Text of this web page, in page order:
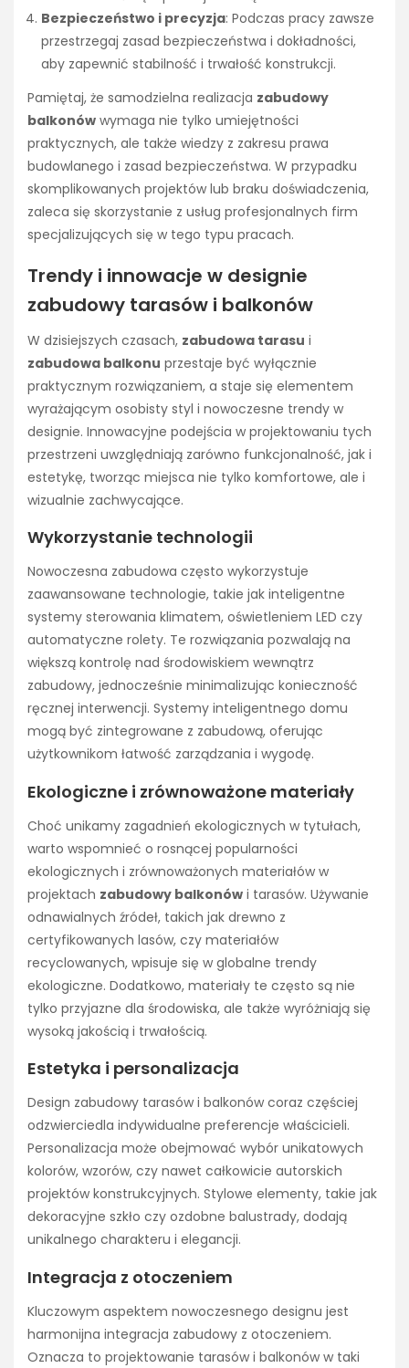
Bezpieczeństwo i precyzja: Podczas pracy zawsze
przestrzegaj zasad bezpieczeństwa i dokładności,
aby zapewnić stabilność i trwałość konstrukcji.
Pamiętaj, że samodzielna realizacja zabudowy
balkonów wymaga nie tylko umiejętności
praktycznych, ale także wiedzy z zakresu prawa
budowlanego i zasad bezpieczeństwa. W przypadku
skomplikowanych projektów lub braku doświadczenia,
zaleca się skorzystanie z usług profesjonalnych firm
specjalizujących się w tego typu pracach.
Trendy i innowacje w designie
zabudowy tarasów i balkonów
W dzisiejszych czasach, zabudowa tarasu i
zabudowa balkonu przestaje być wyłącznie
praktycznym rozwiązaniem, a staje się elementem
wyrażającym osobisty styl i nowoczesne trendy w
designie. Innowacyjne podejścia w projektowaniu tych
przestrzeni uwzględniają zarówno funkcjonalność, jak i
estetykę, tworząc miejsca nie tylko komfortowe, ale i
wizualnie zachwycające.
Wykorzystanie technologii
Nowoczesna zabudowa często wykorzystuje
zaawansowane technologie, takie jak inteligentne
systemy sterowania klimatem, oświetleniem LED czy
automatyczne rolety. Te rozwiązania pozwalają na
większą kontrolę nad środowiskiem wewnątrz
zabudowy, jednocześnie minimalizując konieczność
ręcznej interwencji. Systemy inteligentnego domu
mogą być zintegrowane z zabudową, oferując
użytkownikom łatwość zarządzania i wygodę.
Ekologiczne i zrównoważone materiały
Choć unikamy zagadnień ekologicznych w tytułach,
warto wspomnieć o rosnącej popularności
ekologicznych i zrównoważonych materiałów w
projektach zabudowy balkonów i tarasów. Używanie
odnawialnych źródeł, takich jak drewno z
certyfikowanych lasów, czy materiałów
recyclowanych, wpisuje się w globalne trendy
ekologiczne. Dodatkowo, materiały te często są nie
tylko przyjazne dla środowiska, ale także wyróżniają się
wysoką jakością i trwałością.
Estetyka i personalizacja
Design zabudowy tarasów i balkonów coraz częściej
odzwierciedla indywidualne preferencje właścicieli.
Personalizacja może obejmować wybór unikatowych
kolorów, wzorów, czy nawet całkowicie autorskich
projektów konstrukcyjnych. Stylowe elementy, takie jak
dekoracyjne szkło czy ozdobne balustrady, dodają
unikalnego charakteru i elegancji.
Integracja z otoczeniem
Kluczowym aspektem nowoczesnego designu jest
harmonijna integracja zabudowy z otoczeniem.
Oznacza to projektowanie tarasów i balkonów w taki